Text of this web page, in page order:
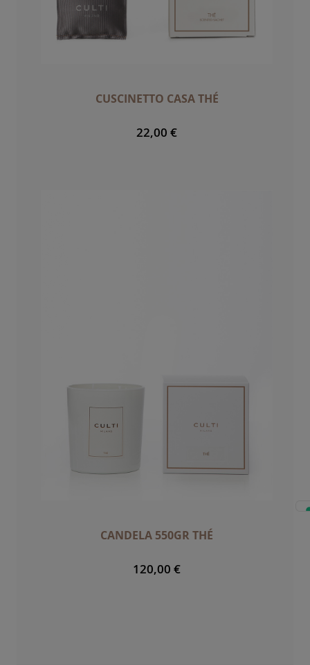
CUSCINETTO CASA THÉ
22,00 €
CANDELA 550GR THÉ
120,00 €